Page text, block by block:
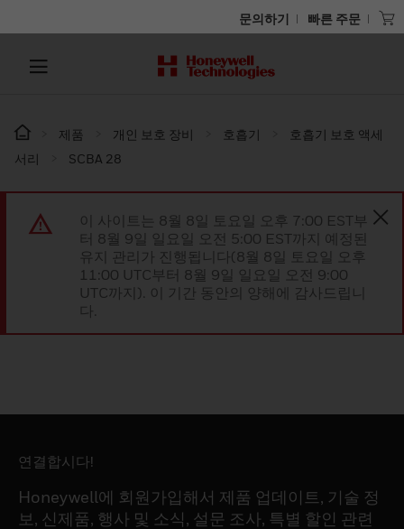
문의하기 빠른 주문
제품 개인 보호 장비 호흡기
호흡기 보호 액세
서리
SCBA 28
이 사이트는 8월 8일 토요일 오후 7:00 EST부
터 8월 9일 일요일 오전 5:00 EST까지 예정된
유지 관리가 진행됩니다(8월 8일 토요일 오후
11:00 UTC부터 8월 9일 일요일 오전 9:00
UTC까지). 이 기간 동안의 양해에 감사드립니
다.
연결합시다!
Honeywell에 회원가입해서 제품 업데이트, 기술 정
보, 신제품, 행사 및 소식, 설문 조사, 특별 할인 관련